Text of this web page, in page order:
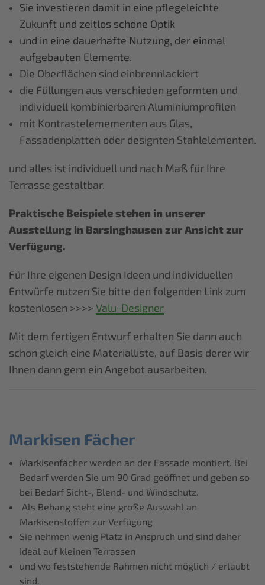
Sie investieren damit in eine pflegeleichte
Zukunft und zeitlos schöne Optik
und in eine dauerhafte Nutzung, der einmal
aufgebauten Elemente.
Die Oberflächen sind einbrennlackiert
die Füllungen aus verschieden geformten und
individuell kombinierbaren Aluminiumprofilen
mit Kontrastelemementen aus Glas,
Fassadenplatten oder designten Stahlelementen.
und alles ist individuell und nach Maß für Ihre
Terrasse gestaltbar.
Praktische Beispiele stehen in unserer
Ausstellung in Barsinghausen zur Ansicht zur
Verfügung.
Für Ihre eigenen Design Ideen und individuellen
Entwürfe nutzen Sie bitte den folgenden Link zum
kostenlosen >>>>Valu-Designer
Mit dem fertigen Entwurf erhalten Sie dann auch
schon gleich eine Materialliste, auf Basis derer wir
Ihnen dann gern ein Angebot ausarbeiten.
Markisen Fächer
Markisenfächer werden an der Fassade montiert. Bei
Bedarf werden Sie um 90 Grad geöffnet und geben so
bei Bedarf Sicht-, Blend- und Windschutz.
Als Behang steht eine große Auswahl an
Markisenstoffen zur Verfügung
Sie nehmen wenig Platz in Anspruch und sind daher
ideal auf kleinen Terrassen
und wo feststehende Rahmen nicht möglich / erlaubt
sind.